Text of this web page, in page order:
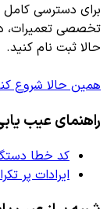
برای دسترسی کامل
تخصصی تعمیرات،
حالا ثبت نام کنید.
همین حالا شروع
راهنمای عیب
کد خطا
ایرادات پر